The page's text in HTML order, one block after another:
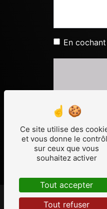
En
** Les données
le seul but de
droits d’accès,
de contrôle,
aux fins
site cnil.fr pour
Ce site utilise des
et vous donne le
sur ceux que vous
souhaitez activer
Tout accepter
Tout refuser